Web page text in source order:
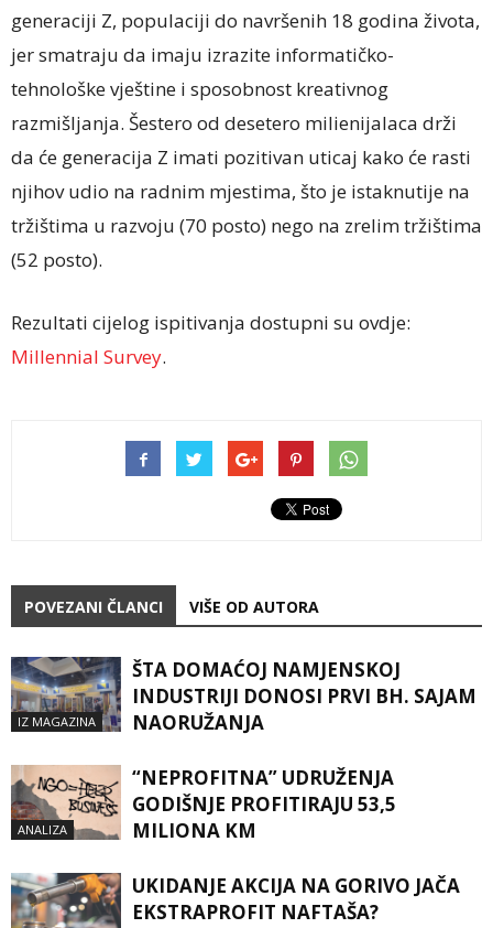
generaciji Z, populaciji do navršenih 18 godina života,
jer smatraju da imaju izrazite informatičko-
tehnološke vještine i sposobnost kreativnog
razmišljanja. Šestero od desetero milienijalaca drži
da će generacija Z imati pozitivan uticaj kako će rasti
njihov udio na radnim mjestima, što je istaknutije na
tržištima u razvoju (70 posto) nego na zrelim tržištima
(52 posto).
Rezultati cijelog ispitivanja dostupni su ovdje:
Millennial Survey.
POVEZANI ČLANCI VIŠE OD AUTORA
IZ MAGAZINA
ŠTA DOMAĆOJ NAMJENSKOJ
INDUSTRIJI DONOSI PRVI BH. SAJAM
NAORUŽANJA
ANALIZA
“NEPROFITNA” UDRUŽENJA
GODIŠNJE PROFITIRAJU 53,5
MILIONA KM
UKIDANJE AKCIJA NA GORIVO JAČA
EKSTRAPROFIT NAFTAŠA?